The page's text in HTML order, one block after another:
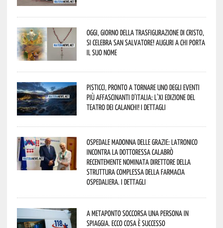
Oggi, giorno della Trasfigurazione di Cristo,
si celebra San Salvatore! Auguri a chi porta
il suo nome
Pisticci, pronto a tornare uno degli eventi
più affascinanti d’Italia: l’XI edizione del
Teatro dei Calanchi! I dettagli
Ospedale Madonna delle Grazie: Latronico
incontra la dottoressa Calabrò
recentemente nominata Direttore della
Struttura Complessa della Farmacia
Ospedaliera. I dettagli
A Metaponto soccorsa una persona in
spiaggia. Ecco cosa è successo